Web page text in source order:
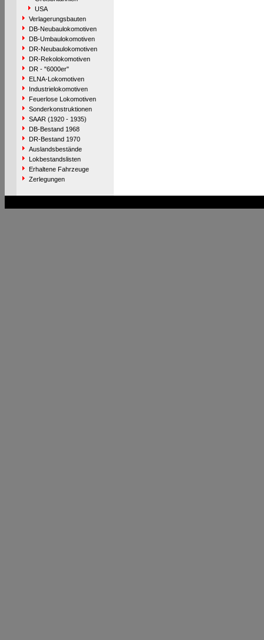
USA
Verlagerungsbauten
DB-Neubaulokomotiven
DB-Umbaulokomotiven
DR-Neubaulokomotiven
DR-Rekolokomotiven
DR - "6000er"
ELNA-Lokomotiven
Industrielokomotiven
Feuerlose Lokomotiven
Sonderkonstruktionen
SAAR (1920 - 1935)
DB-Bestand 1968
DR-Bestand 1970
Auslandsbestände
Lokbestandslisten
Erhaltene Fahrzeuge
Zerlegungen